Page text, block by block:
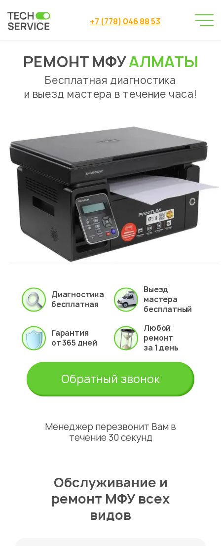
+7 (778) 046 88 53
Сервисный центр → Ремонт МФУ
РЕМОНТ МФУАЛМАТЫ
Бесплатная диагностика
и выезд мастера в течение часа!
Диагностика
бесплатная
Выезд
мастера
бесплатный
Гарантия
от 365 дней
Любой
ремонт
за 1 день
Обратный звонок
Менеджер перезвонит Вам в
течение 30 секунд
Обслуживание и
ремонт МФУ всех
видов